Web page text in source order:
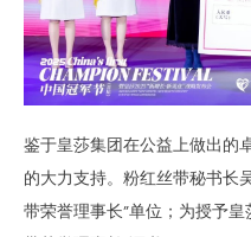
鉴于皇莎集团在公益上做出的
的大力支持。粉红丝带秘书长
带荣誉理事长”单位；为授予